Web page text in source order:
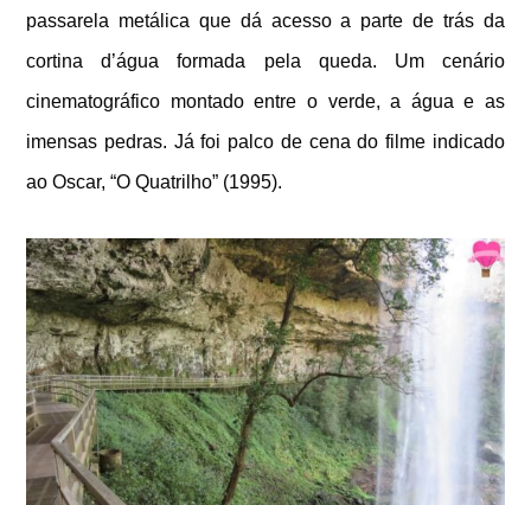
passarela metálica que dá acesso a parte de trás da
cortina d’água formada pela queda. Um cenário
cinematográfico montado entre o verde, a água e as
imensas pedras. Já foi palco de cena do filme indicado
ao Oscar, “O Quatrilho” (1995).